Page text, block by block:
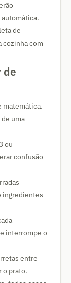
de
cozinha com
de
matemática.
uma
ou
confusão
ingredientes
interrompe o
entre
o prato.